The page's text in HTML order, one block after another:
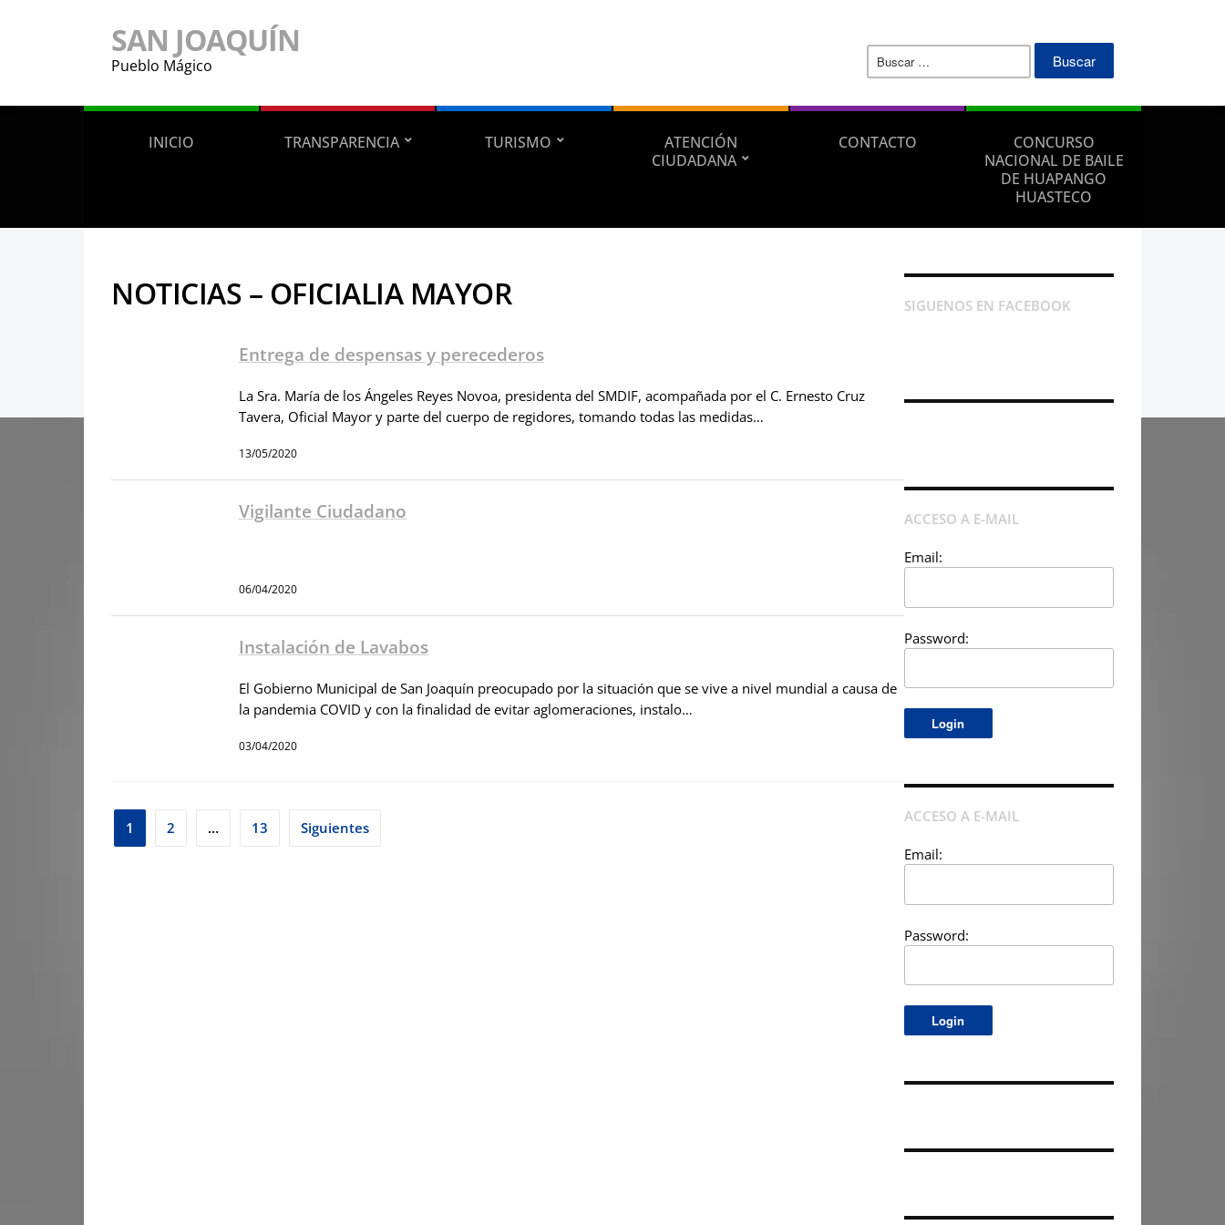
SAN JOAQUÍN
Pueblo Mágico
Buscar:
INICIO TRANSPARENCIA TURISMO
ATENCIÓN
CIUDADANA
CONTACTO
CONCURSO
NACIONAL DE BAILE
DE HUAPANGO
HUASTECO
NOTICIAS – OFICIALIA MAYOR
Entrega de despensas y perecederos
La Sra. María de los Ángeles Reyes Novoa, presidenta del SMDIF, acompañada por el C. Ernesto Cruz
Tavera, Oficial Mayor y parte del cuerpo de regidores, tomando todas las medidas…
13/05/2020
Vigilante Ciudadano
06/04/2020
Instalación de Lavabos
El Gobierno Municipal de San Joaquín preocupado por la situación que se vive a nivel mundial a causa de
la pandemia COVID y con la finalidad de evitar aglomeraciones, instalo…
03/04/2020
Paginación
1 2 … 13 Siguientes
SIGUENOS EN FACEBOOK
ACCESO A E-MAIL
Email:
Password:
ACCESO A E-MAIL
Email:
Password: